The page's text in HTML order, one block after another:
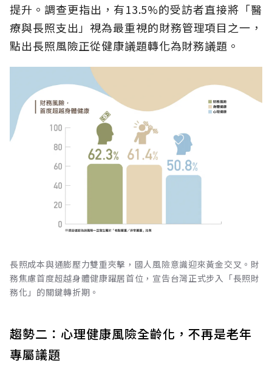
提升。調查更指出，有13.5%的受訪者直接將「醫
療與長照支出」視為最重視的財務管理項目之一，
點出長照風險正從健康議題轉化為財務議題。
長照成本與通膨壓力雙重夾擊，國人風險意識迎來黃金交叉。財
務焦慮首度超越身體健康躍居首位，宣告台灣正式步入「長照財
務化」的關鍵轉折期。
趨勢二：心理健康風險全齡化，不再是老年
專屬議題